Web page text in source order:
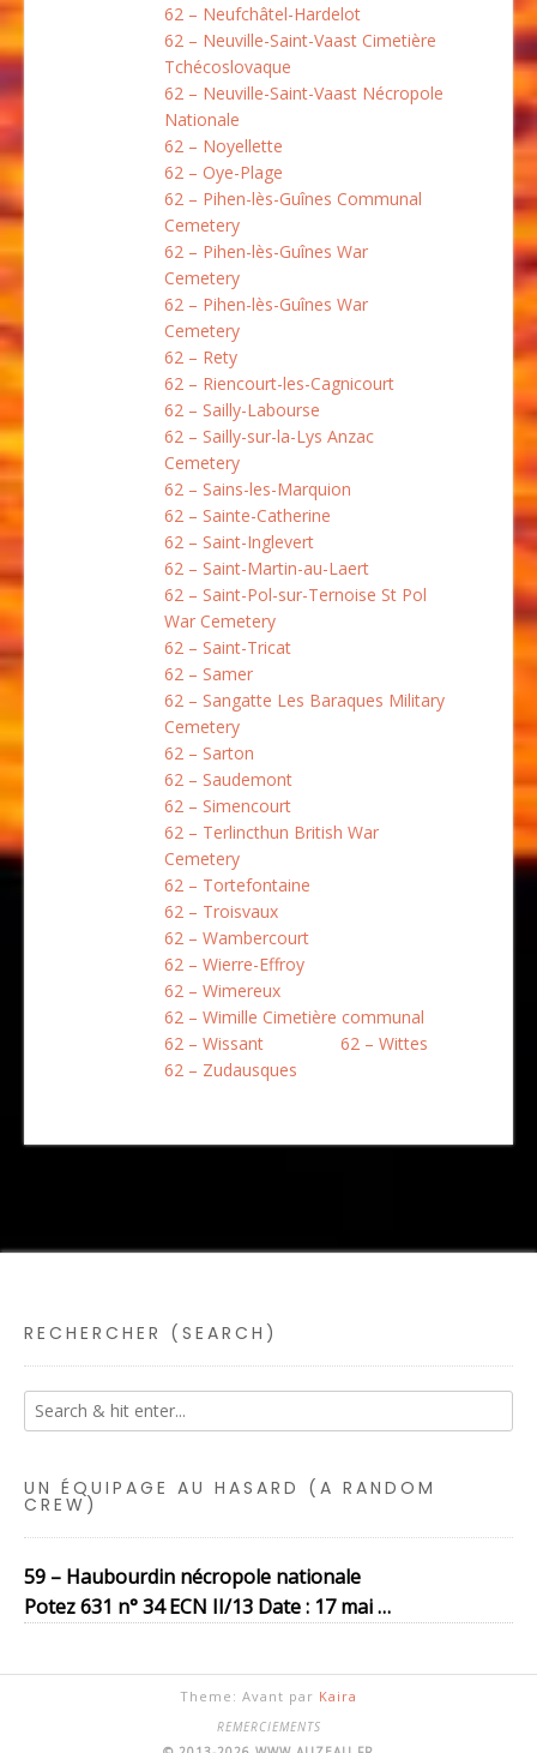
62 – Neufchâtel-Hardelot
62 – Neuville-Saint-Vaast Cimetière
Tchécoslovaque
62 – Neuville-Saint-Vaast Nécropole
Nationale
62 – Noyellette
62 – Oye-Plage
62 – Pihen-lès-Guînes Communal
Cemetery
62 – Pihen-lès-Guînes War
Cemetery
62 – Pihen-lès-Guînes War
Cemetery
62 – Rety
62 – Riencourt-les-Cagnicourt
62 – Sailly-Labourse
62 – Sailly-sur-la-Lys Anzac
Cemetery
62 – Sains-les-Marquion
62 – Sainte-Catherine
62 – Saint-Inglevert
62 – Saint-Martin-au-Laert
62 – Saint-Pol-sur-Ternoise St Pol
War Cemetery
62 – Saint-Tricat
62 – Samer
62 – Sangatte Les Baraques Military
Cemetery
62 – Sarton
62 – Saudemont
62 – Simencourt
62 – Terlincthun British War
Cemetery
62 – Tortefontaine
62 – Troisvaux
62 – Wambercourt
62 – Wierre-Effroy
62 – Wimereux
62 – Wimille Cimetière communal
62 – Wissant
62 – Wittes
62 – Zudausques
RECHERCHER (SEARCH)
UN ÉQUIPAGE AU HASARD (A RANDOM
CREW)
59 – Haubourdin nécropole nationale
Potez 631 n° 34 ECN II/13 Date : 17 mai …
Theme: Avant par Kaira
REMERCIEMENTS